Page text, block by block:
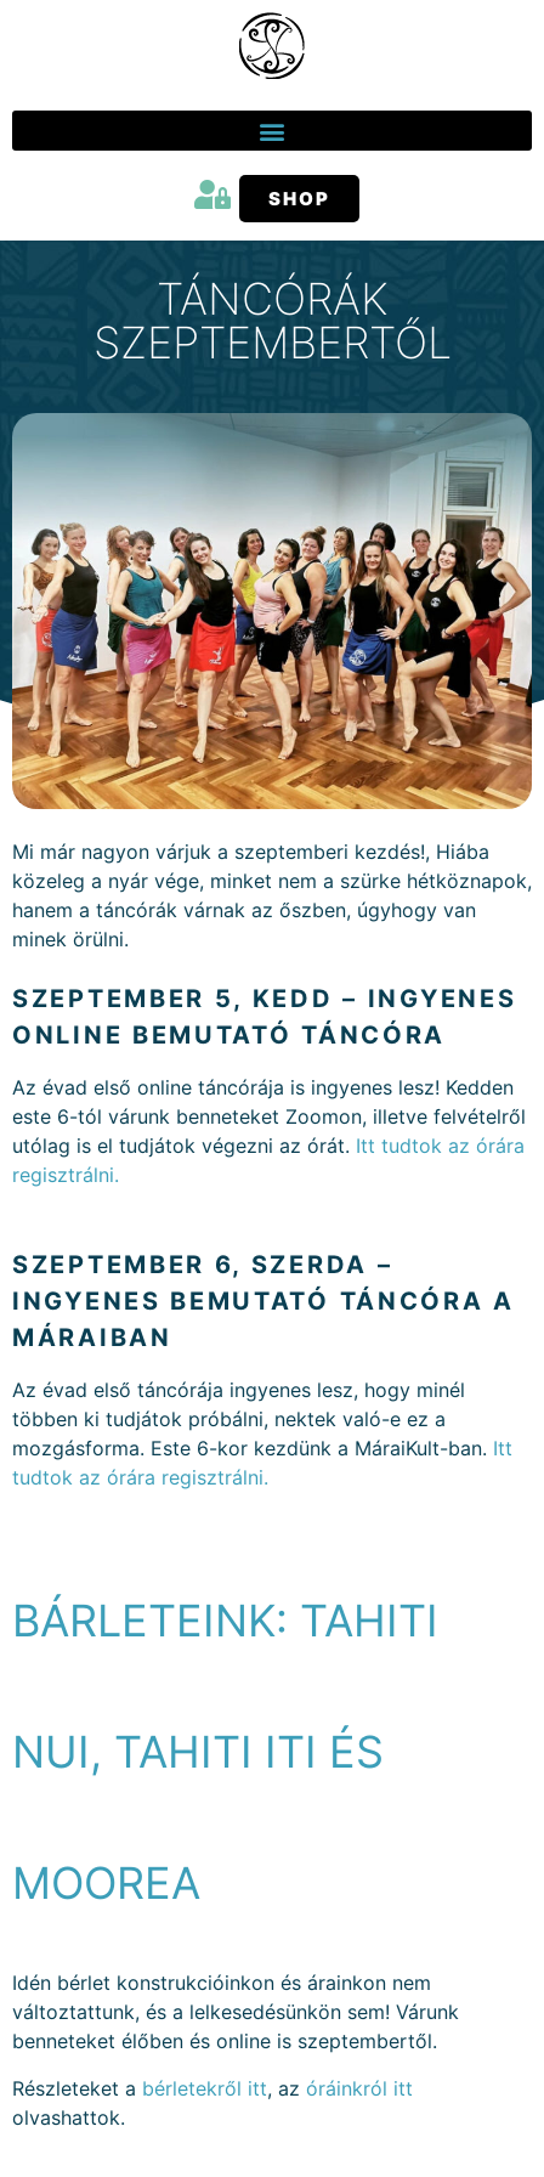
SHOP
TÁNCÓRÁK
SZEPTEMBERTŐL
Mi már nagyon várjuk a szeptemberi kezdés!, Hiába
közeleg a nyár vége, minket nem a szürke hétköznapok,
hanem a táncórák várnak az őszben, úgyhogy van
minek örülni.
SZEPTEMBER 5, KEDD – INGYENES
ONLINE BEMUTATÓ TÁNCÓRA
Az évad első online táncórája is ingyenes lesz! Kedden
este 6-tól várunk benneteket Zoomon, illetve felvételről
utólag is el tudjátok végezni az órát. Itt tudtok az órára
regisztrálni.
SZEPTEMBER 6, SZERDA –
INGYENES BEMUTATÓ TÁNCÓRA A
MÁRAIBAN
Az évad első táncórája ingyenes lesz, hogy minél
többen ki tudjátok próbálni, nektek való-e ez a
mozgásforma. Este 6-kor kezdünk a MáraiKult-ban. Itt
tudtok az órára regisztrálni.
BÁRLETEINK: TAHITI
NUI, TAHITI ITI ÉS
MOOREA
Idén bérlet konstrukcióinkon és árainkon nem
változtattunk, és a lelkesedésünkön sem! Várunk
benneteket élőben és online is szeptembertől.
Részleteket a bérletekről itt, az óráinkról itt
olvashattok.